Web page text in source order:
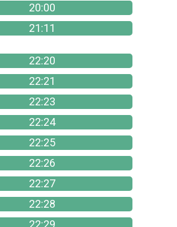
20:00
21:11
22:20
22:21
22:23
22:24
22:25
22:26
22:27
22:28
22:29